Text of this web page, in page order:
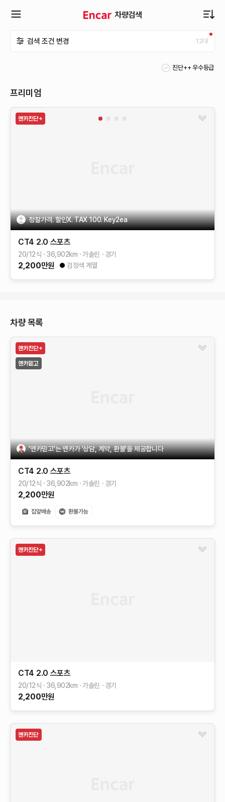
차량검색
뉴
검색 조건 변경 12대
진단++ 우수등급
프리미엄
정찰가격. 할인X. TAX 100. Key2ea
CT4 2.0 스포츠
20/12식 36,902km 가솔린 경기
2,200만원 검정색 계열
차량 목록
'엔카믿고'는 엔카가 '상담, 계약, 환불'을 제공합니다
CT4 2.0 스포츠
20/12식 36,902km 가솔린 경기
2,200만원
CT4 2.0 스포츠
20/12식 36,902km 가솔린 경기
2,200만원